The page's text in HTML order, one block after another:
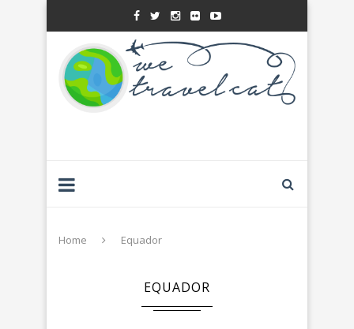
Home Equador
EQUADOR